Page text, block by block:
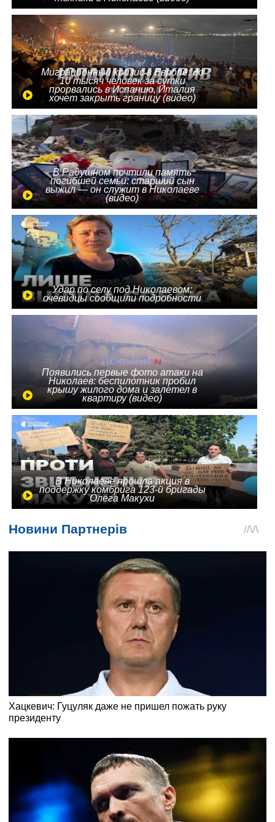
Миграционный кризис в Европе: до
10 тысяч человек за сутки
прорвались в Испанию, Италия
хочет закрыть границу (видео)
В Радушном почтили память
погибшей семьи: старший сын
выжил — он служит в Николаеве
(видео)
Удар по селу под Николаевом:
очевидцы сообщили подробности
Появились первые фото атаки на
Николаев: беспилотник пробил
крышу жилого дома и залетел в
квартиру (видео)
В Николаеве прошла акция в
поддержку комбрига 123-й бригады
Олега Макухи